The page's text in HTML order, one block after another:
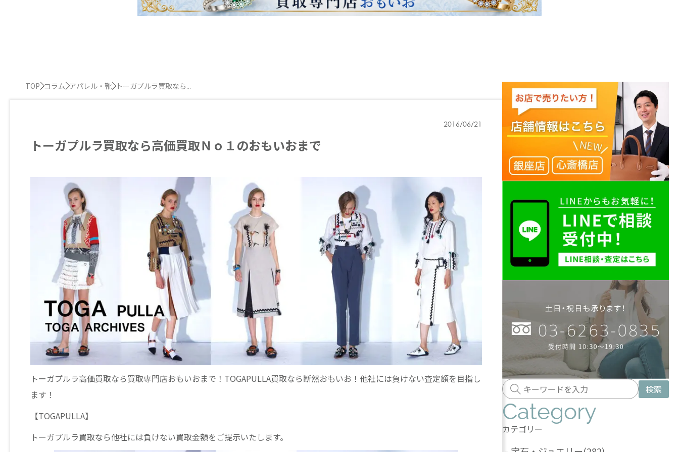
TOP コラム アパレル・靴 トーガプルラ買取なら...
2016/06/21
トーガプルラ買取なら高価買取Ｎｏ１のおもいおまで
トーガプルラ高価買取なら買取専門店おもいおまで！TOGAPULLA買取なら断然おもいお！他社には負けない査定額を目指し
ます！
【TOGAPULLA】
トーガプルラ買取なら他社には負けない買取金額をご提示いたします。
検索
Category
カテゴリー